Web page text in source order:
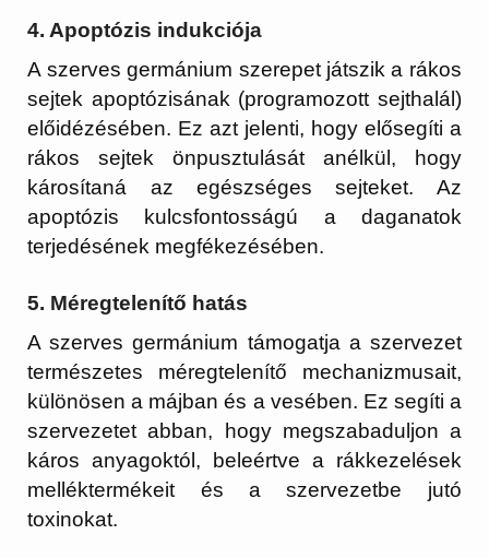
4. Apoptózis indukciója
A szerves germánium szerepet játszik a rákos
sejtek apoptózisának (programozott sejthalál)
előidézésében. Ez azt jelenti, hogy elősegíti a
rákos sejtek önpusztulását anélkül, hogy
károsítaná az egészséges sejteket. Az
apoptózis kulcsfontosságú a daganatok
terjedésének megfékezésében.
5. Méregtelenítő hatás
A szerves germánium támogatja a szervezet
természetes méregtelenítő mechanizmusait,
különösen a májban és a vesében. Ez segíti a
szervezetet abban, hogy megszabaduljon a
káros anyagoktól, beleértve a rákkezelések
melléktermékeit és a szervezetbe jutó
toxinokat.